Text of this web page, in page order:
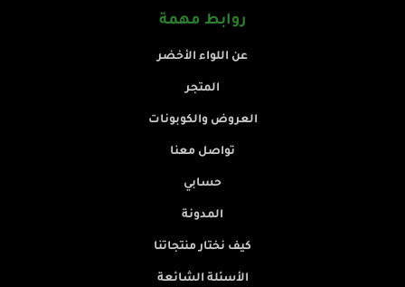
روابط مهمة
عن اللواء الأخضر
المتجر
العروض والكوبونات
تواصل معنا
حسابي
المدونة
كيف نختار منتجاتنا
الأسئلة الشائعة